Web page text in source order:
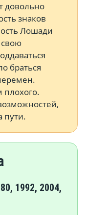
довольно
знаков
Лошади
свою
браться
плохого.
пути.
1992, 2004,